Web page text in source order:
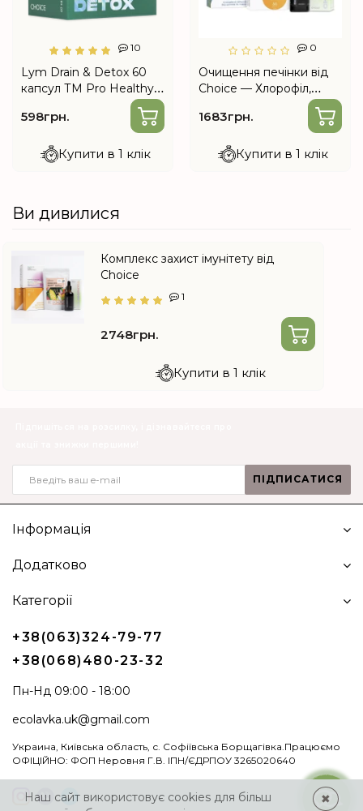
10
Lym Drain & Detox 60
капсул ТМ Pro Healthy –
лімфодренаж і детокс
598грн.
Купити в 1 клік
0
Очищення печінки від
Choice — Хлорофіл,
1683грн.
Купити в 1 клік
Ви дивилися
Комплекс захист імунітету від
Choice
1
2748грн.
Купити в 1 клік
ПІДПИСАТИСЯ
Інформація
Додатково
Категорії
+38(063)324-79-77
+38(068)480-23-32
Пн-Нд 09:00 - 18:00
ecolavka.uk@gmail.com
Украина, Київська область, с. Софіївська Борщагівка.Працюємо
ОФІЦІЙНО: ФОП Неровня Г.В. ІПН/ЄДРПОУ 3265020640
Наш сайт використовує cookies для більш
✖